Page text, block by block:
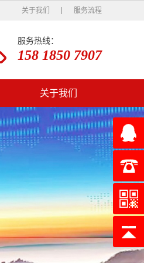
关于我们 服务流程
服务热线：
158 1850 7907
关于我们